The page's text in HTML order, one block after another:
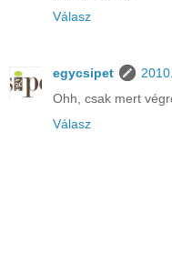
Válasz
egycsipet
Ohh, csak mert
Válasz